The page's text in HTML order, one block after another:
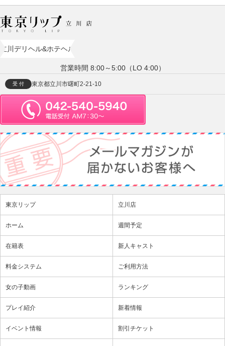
立川デリヘル&ホテヘル
営業時間 8:00～5:00（LO 4:00）
受 付 東京都立川市曙町2-21-10
東京リップ 立川店
ホーム 週間予定
在籍表 新人キャスト
料金システム ご利用方法
女の子動画 ランキング
プレイ紹介 新着情報
イベント情報 割引チケット